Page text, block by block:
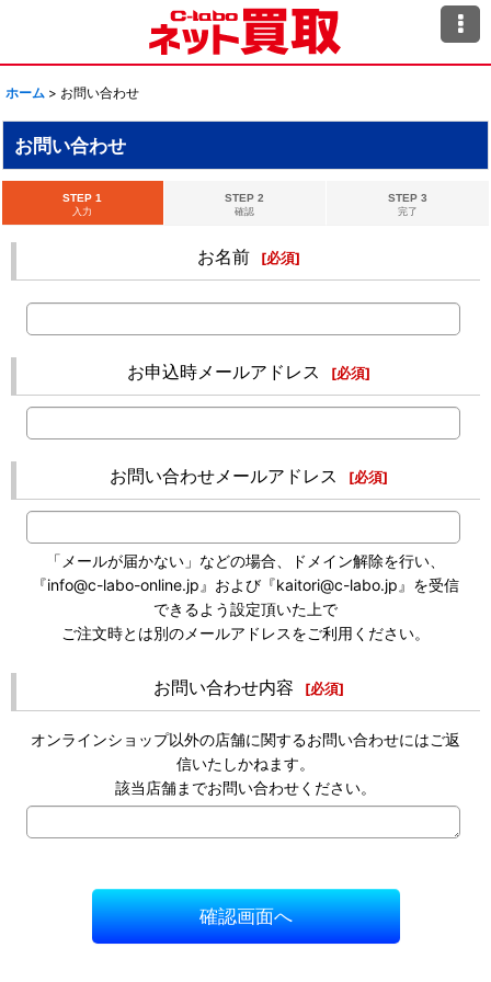
ホーム > お問い合わせ
お問い合わせ
STEP 1
入力
STEP 2
確認
STEP 3
完了
お名前 [必須]
お申込時メールアドレス [必須]
お問い合わせメールアドレス [必須]
「メールが届かない」などの場合、ドメイン解除を行い、
『info@c-labo-online.jp』および『kaitori@c-labo.jp』を受信
できるよう設定頂いた上で
ご注文時とは別のメールアドレスをご利用ください。
お問い合わせ内容 [必須]
オンラインショップ以外の店舗に関するお問い合わせにはご返
信いたしかねます。
該当店舗までお問い合わせください。
確認画面へ